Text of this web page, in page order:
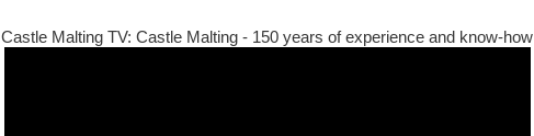
Castle Malting TV: Castle Malting - 150 years of experience and know-how